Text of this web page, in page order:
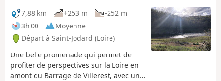
7,88 km
+253 m
-252 m
3h 00
Moyenne
Départ à Saint-Jodard (Loire)
Une belle promenade qui permet de
profiter de perspectives sur la Loire en
amont du Barrage de Villerest, avec un